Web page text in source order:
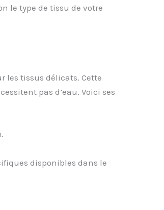
le type de tissu de votre
les tissus délicats. Cette
pas d’eau. Voici ses
disponibles dans le